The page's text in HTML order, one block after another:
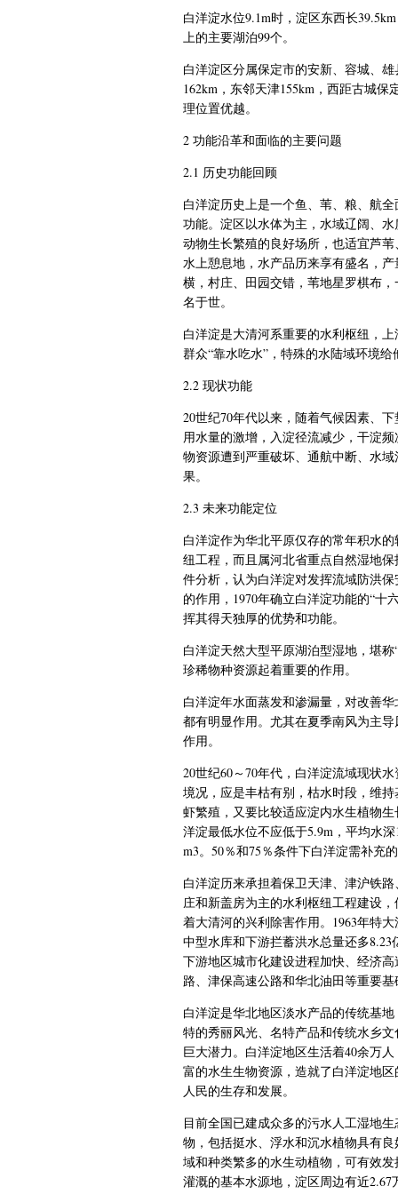
白洋淀水位9.1m时，淀区东西长39.5km
上的主要湖泊99个。
白洋淀区分属保定市的安新、容城、
162km ，东邻天津155km ，西距古城保
理位置优越。
2 功能沿革和面临的主要问题
2.1 历史功能回顾
白洋淀历史上是一个鱼、苇、粮、航
功能。淀区以水体为主，水域辽阔、
动物生长繁殖的良好场所，也适宜芦
水上憩息地，水产品历来享有盛名，
横，村庄、田园交错，苇地星罗棋布
名于世。
白洋淀是大清河系重要的水利枢纽，
群众“靠水吃水”， 特殊的水陆域环境给
2.2 现状功能
20世纪70年代以来，随着气候因素、
用水量的激增， 入淀径流减少， 干淀频
物资源遭到严重破坏、通航中断、水
果。
2.3 未来功能定位
白洋淀作为华北平原仅存的常年积水
纽工程，而且属河北省重点自然湿地
件分析，认为白洋淀对发挥流域防洪
的作用， 1970年确立白洋淀功能的“十
挥其得天独厚的优势和功能。
白洋淀天然大型平原湖泊型湿地，堪
珍稀物种资源起着重要的作用。
白洋淀年水面蒸发和渗漏量， 对改善
都有明显作用。尤其在夏季南风为主
作用。
20世纪60～70年代，白洋淀流域现状
境况，应是丰枯有别，枯水时段，维
虾繁殖，又要比较适应淀内水生植物生
洋淀最低水位不应低于5.9m ，平均水深
m3。 50％和75％条件下白洋淀需补充
白洋淀历来承担着保卫天津、津沪铁
庄和新盖房为主的水利枢纽工程建设，
着大清河的兴利除害作用。 1963年特大
中型水库和下游拦蓄洪水总量还多8.23
下游地区城市化建设进程加快、经济
路、津保高速公路和华北油田等重要
白洋淀是华北地区淡水产品的传统基地
特的秀丽风光、名特产品和传统水乡
巨大潜力。白洋淀地区生活着40余万人
富的水生生物资源，造就了白洋淀地
人民的生存和发展。
目前全国已建成众多的污水人工湿地
物，包括挺水、浮水和沉水植物具有
域和种类繁多的水生动植物，可有效
灌溉的基本水源地，淀区周边有近2.67